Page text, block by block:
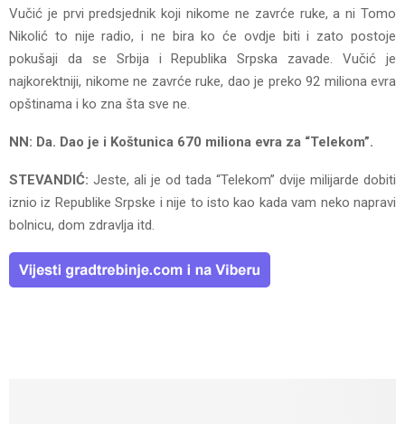
Vučić je prvi predsjednik koji nikome ne zavrće ruke, a ni Tomo
Nikolić to nije radio, i ne bira ko će ovdje biti i zato postoje
pokušaji da se Srbija i Republika Srpska zavade. Vučić je
najkorektniji, nikome ne zavrće ruke, dao je preko 92 miliona evra
opštinama i ko zna šta sve ne.
NN: Da. Dao je i Koštunica 670 miliona evra za “Telekom”.
STEVANDIĆ: Jeste, ali je od tada “Telekom” dvije milijarde dobiti
iznio iz Republike Srpske i nije to isto kao kada vam neko napravi
bolnicu, dom zdravlja itd.